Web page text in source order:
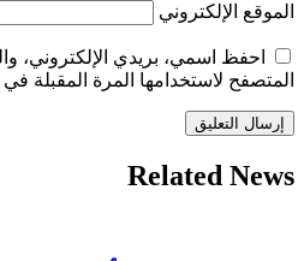
الموقع الإلكتروني
احفظ اسمي، بريدي الإلكتروني،
المتصفح لاستخدامها المرة المقبلة
Related News